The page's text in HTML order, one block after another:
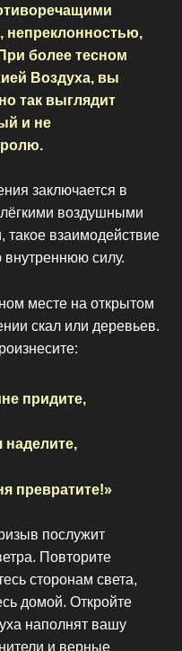
непреклонностью,
более тесном
Воздуха, вы
так выглядит
и не
заключается в
воздушными
взаимодействие
внутреннюю силу.
месте на открытом
скал или деревьев.
придите,
превратите!»
послужит
Повторите
сторонам света,
домой. Откройте
наполнят вашу
и верные